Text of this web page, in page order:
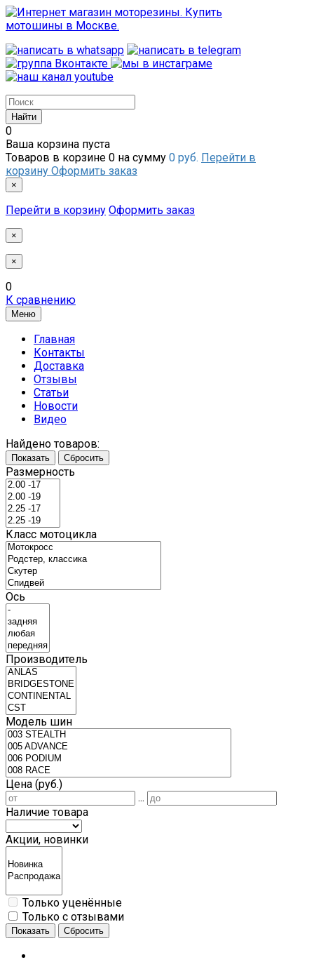
0
Ваша корзина пуста
Товаров в корзине 0 на сумму 0 руб. Перейти в
корзину Оформить заказ
×
Перейти в корзину Оформить заказ
×
×
0
К сравнению
Меню
Главная
Контакты
Доставка
Отзывы
Статьи
Новости
Видео
Найдено товаров:
Показать Сбросить
Размерность
Класс мотоцикла
Ось
Производитель
Модель шин
Цена (руб.)
...
Наличие товара
Акции, новинки
Только уценённые
Только с отзывами
Показать Сбросить